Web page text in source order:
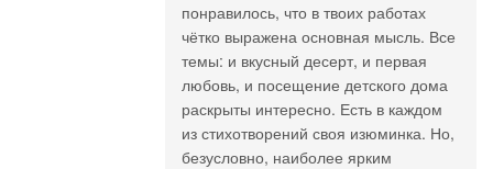
понравилось, что в твоих работах
чётко выражена основная мысль. Все
темы: и вкусный десерт, и первая
любовь, и посещение детского дома
раскрыты интересно. Есть в каждом
из стихотворений своя изюминка. Но,
безусловно, наиболее ярким